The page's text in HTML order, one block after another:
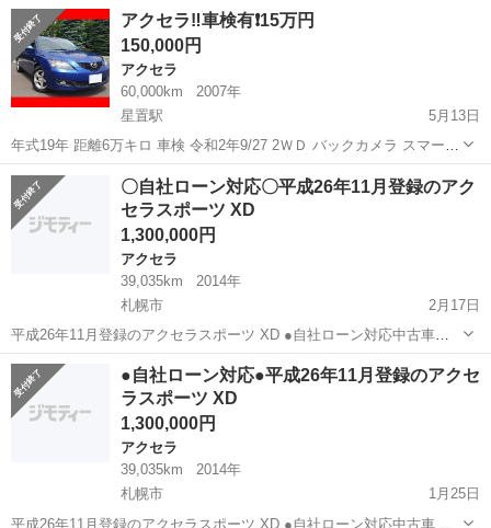
名・・・・・・・アクセラスポーツ 1.5スマートエディション 年
式・・...
北海道 苫小牧市 苫小牧駅 アクセラ
アクセラ‼️車検有❗15万円
150,000円
アクセラ
60,000km
2007年
星置駅
5月13日
年式19年 距離6万キロ 車検 令和2年9/27 2ＷＤ バックカメラ スマート
カードキー 試乗Ｏｋです。
北海道 札幌市 星置駅 アクセラ コミコミ
〇自社ローン対応〇平成26年11月登録のアク
セラスポーツ XD
1,300,000円
アクセラ
39,035km
2014年
札幌市
2月17日
平成26年11月登録のアクセラスポーツ XD ●自社ローン対応中古車販
売● ☆どなたでもローン対応可能☆ １、勤続年数の短
い方や自営業の方 ２、パートをされる主婦の方や派遣社員の方 ３、自
己...
北海道 アクセラ 車両
●自社ローン対応●平成26年11月登録のアクセ
ラスポーツ XD
1,300,000円
アクセラ
39,035km
2014年
札幌市
1月25日
平成26年11月登録のアクセラスポーツ XD ●自社ローン対応中古車販